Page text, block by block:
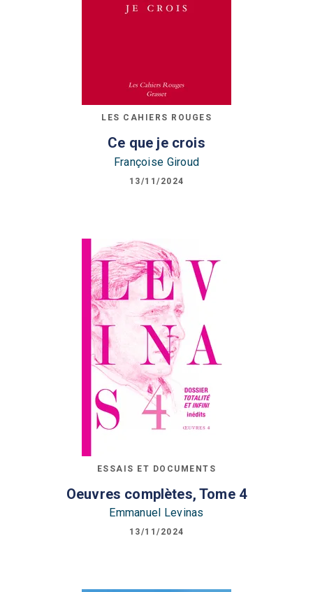
LES CAHIERS ROUGES
Ce que je crois
Françoise Giroud
13/11/2024
ESSAIS ET DOCUMENTS
Oeuvres complètes, Tome 4
Emmanuel Levinas
13/11/2024